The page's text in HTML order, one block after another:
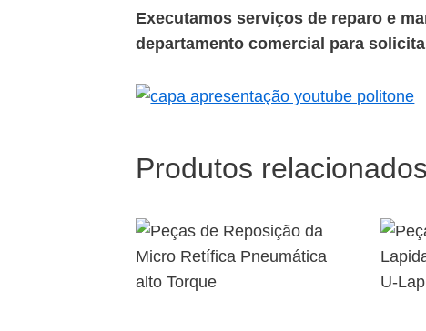
Executamos serviços de reparo e
departamento comercial para
Produtos relacionados